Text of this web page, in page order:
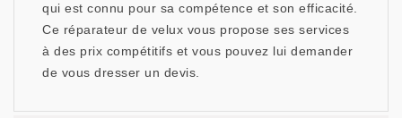
qui est connu pour sa compétence et son efficacité.
Ce réparateur de velux vous propose ses services
à des prix compétitifs et vous pouvez lui demander
de vous dresser un devis.